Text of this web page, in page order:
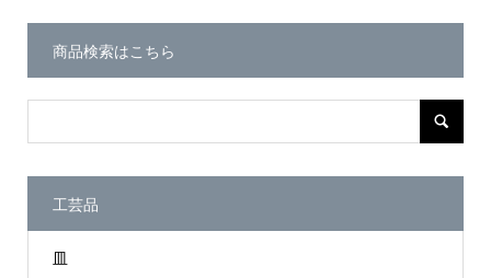
商品検索はこちら
工芸品
皿